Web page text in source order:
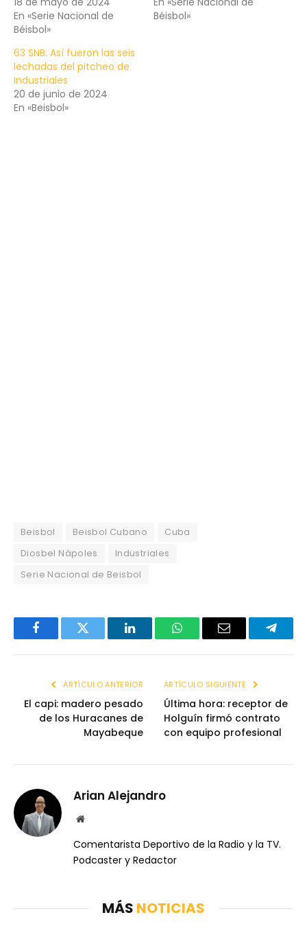
En «Serie Nacional de
Béisbol»
Béisbol»
63 SNB: Así fueron las seis
lechadas del pitcheo de
Industriales
20 de junio de 2024
En «Beisbol»
Beisbol Beisbol Cubano
Cuba
Diosbel Nápoles
Industriales
Serie Nacional de Beisbol
FacebookTwitter LinkedInWhatsAppEmail
ARTÍCULO ANTERIOR
El capi: madero pesado
de los Huracanes de
Mayabeque
ARTÍCULO SIGUIENTE
Última hora: receptor de
Holguín firmó contrato
con equipo profesional
Arian Alejandro
Website
Comentarista Deportivo de la Radio y la TV.
Podcaster y Redactor
MÁS NOTICIAS